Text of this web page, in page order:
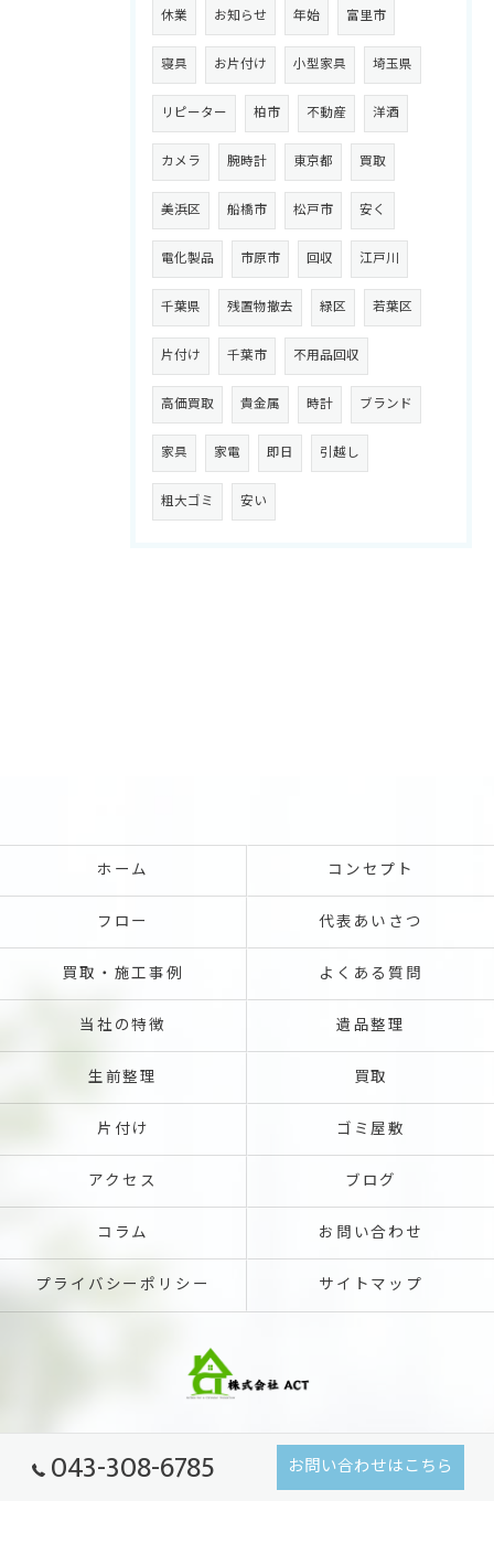
休業 お知らせ 年始 富里市
寝具 お片付け 小型家具 埼玉県
リピーター 柏市 不動産 洋酒
カメラ 腕時計 東京都 買取
美浜区 船橋市 松戸市 安く
電化製品 市原市 回収 江戸川
千葉県 残置物撤去 緑区 若葉区
片付け 千葉市 不用品回収
高価買取 貴金属 時計 ブランド
家具 家電 即日 引越し
粗大ゴミ 安い
043-308-6785 お問い合わせはこちら
ホーム コンセプト
フロー 代表あいさつ
買取・施工事例 よくある質問
当社の特徴 遺品整理
生前整理 買取
片付け ゴミ屋敷
アクセス ブログ
コラム お問い合わせ
プライバシーポリシー サイトマップ
© 2026 千葉県千葉市の不用品回収なら株式会社ACT ALL RIGHTS RESERVED.